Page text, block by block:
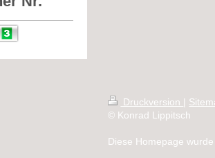
Druckversion |
© Konrad Lippitsch
Diese Homepage